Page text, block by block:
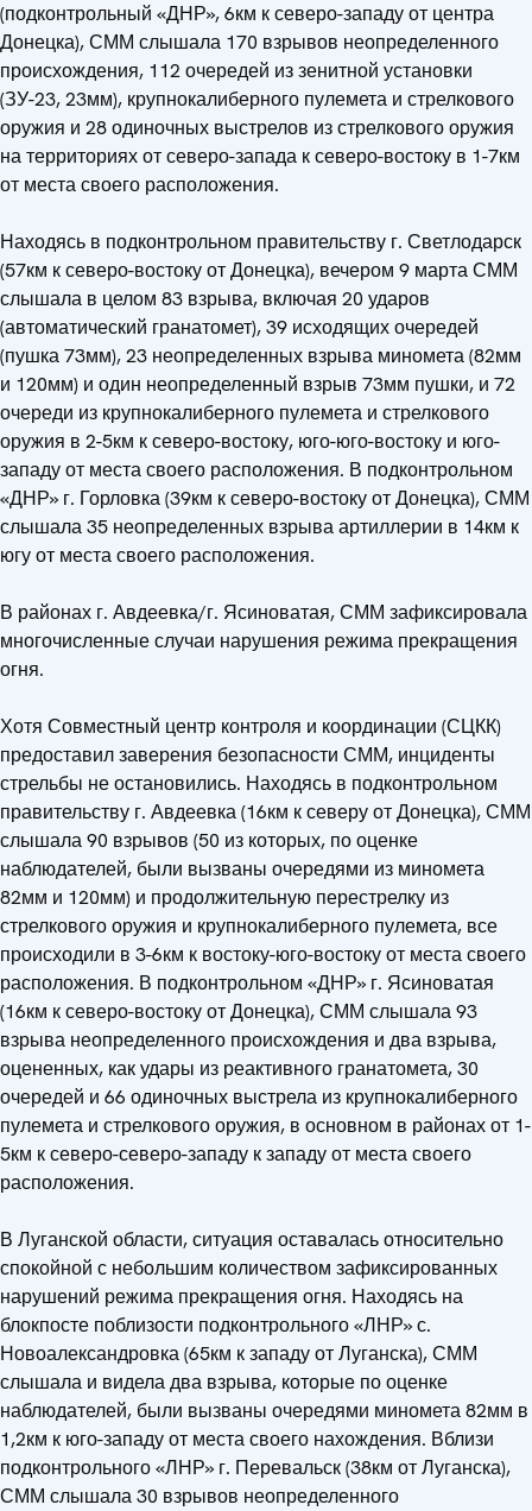
(подконтрольный «ДНР», 6км к северо-западу от центра
Донецка), СММ слышала 170 взрывов неопределенного
происхождения, 112 очередей из зенитной установки
(ЗУ-23, 23мм), крупнокалиберного пулемета и стрелкового
оружия и 28 одиночных выстрелов из стрелкового оружия
на территориях от северо-запада к северо-востоку в 1-7км
от места своего расположения.
Находясь в подконтрольном правительству г. Светлодарск
(57км к северо-востоку от Донецка), вечером 9 марта СММ
слышала в целом 83 взрыва, включая 20 ударов
(автоматический гранатомет), 39 исходящих очередей
(пушка 73мм), 23 неопределенных взрыва миномета (82мм
и 120мм) и один неопределенный взрыв 73мм пушки, и 72
очереди из крупнокалиберного пулемета и стрелкового
оружия в 2-5км к северо-востоку, юго-юго-востоку и юго-
западу от места своего расположения. В подконтрольном
«ДНР» г. Горловка (39км к северо-востоку от Донецка), СММ
слышала 35 неопределенных взрыва артиллерии в 14км к
югу от места своего расположения.
В районах г. Авдеевка/г. Ясиноватая, СММ зафиксировала
многочисленные случаи нарушения режима прекращения
огня.
Хотя Совместный центр контроля и координации (СЦКК)
предоставил заверения безопасности СММ, инциденты
стрельбы не остановились. Находясь в подконтрольном
правительству г. Авдеевка (16км к северу от Донецка), СММ
слышала 90 взрывов (50 из которых, по оценке
наблюдателей, были вызваны очередями из миномета
82мм и 120мм) и продолжительную перестрелку из
стрелкового оружия и крупнокалиберного пулемета, все
происходили в 3-6км к востоку-юго-востоку от места своего
расположения. В подконтрольном «ДНР» г. Ясиноватая
(16км к северо-востоку от Донецка), СММ слышала 93
взрыва неопределенного происхождения и два взрыва,
оцененных, как удары из реактивного гранатомета, 30
очередей и 66 одиночных выстрела из крупнокалиберного
пулемета и стрелкового оружия, в основном в районах от 1-
5км к северо-северо-западу к западу от места своего
расположения.
В Луганской области, ситуация оставалась относительно
спокойной с небольшим количеством зафиксированных
нарушений режима прекращения огня. Находясь на
блокпосте поблизости подконтрольного «ЛНР» с.
Новоалександровка (65км к западу от Луганска), СММ
слышала и видела два взрыва, которые по оценке
наблюдателей, были вызваны очередями миномета 82мм в
1,2км к юго-западу от места своего нахождения. Вблизи
подконтрольного «ЛНР» г. Перевальск (38км от Луганска),
СММ слышала 30 взрывов неопределенного